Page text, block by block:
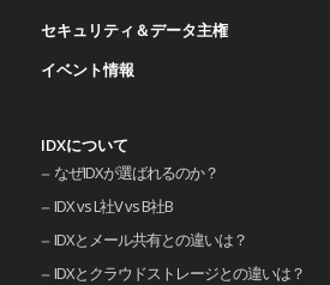
セキュリティ＆データ主権
イベント情報
IDXについて
なぜIDXが選ばれるのか？
IDX vs L社V vs B社B
IDXとメール共有との違いは？
IDXとクラウドストレージとの違いは？